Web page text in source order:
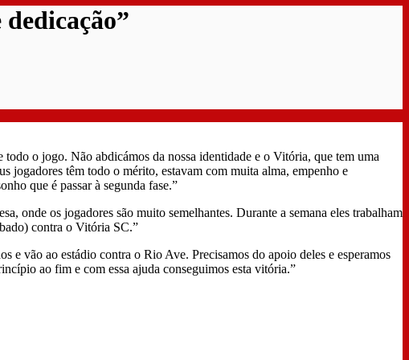
o jogo. Não abdicámos da nossa identidade e o Vitória, que tem uma
jogadores têm todo o mérito, estavam com muita alma, empenho e
que é passar à segunda fase.”
onde os jogadores são muito semelhantes. Durante a semana eles trabalham
contra o Vitória SC.”
e vão ao estádio contra o Rio Ave. Precisamos do apoio deles e esperamos
ao fim e com essa ajuda conseguimos esta vitória.”